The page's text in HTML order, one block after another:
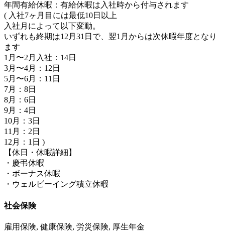
年間有給休暇：有給休暇は入社時から付与されます
( 入社7ヶ月目には最低10日以上
入社月によって以下変動。
いずれも終期は12月31日で、翌1月からは次休暇年度となり
ます
1月〜2月入社：14日
3月〜4月：12日
5月〜6月：11日
7月：8日
8月：6日
9月：4日
10月：3日
11月：2日
12月：1日 )
【休日・休暇詳細】
・慶弔休暇
・ボーナス休暇
・ウェルビーイング積立休暇
社会保険
雇用保険, 健康保険, 労災保険, 厚生年金